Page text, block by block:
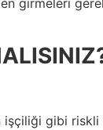
girmeleri
gibi riskli